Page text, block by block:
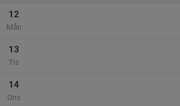
12
Mån
13
Tis
14
Ons